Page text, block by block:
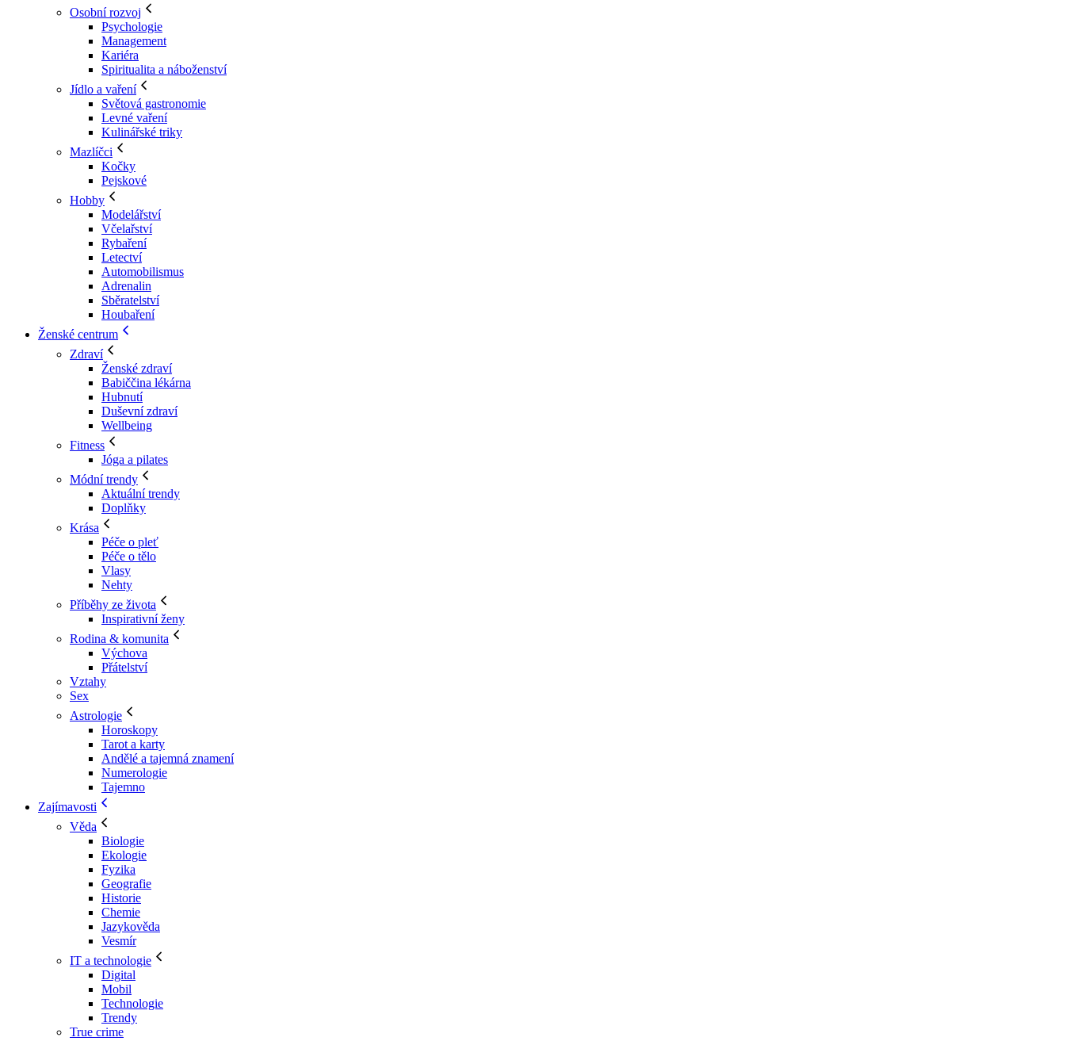
Osobní rozvoj
Psychologie
Management
Kariéra
Spiritualita a náboženství
Jídlo a vaření
Světová gastronomie
Levné vaření
Kulinářské triky
Mazlíčci
Kočky
Pejskové
Hobby
Modelářství
Včelařství
Rybaření
Letectví
Automobilismus
Adrenalin
Sběratelství
Houbaření
Ženské centrum
Zdraví
Ženské zdraví
Babiččina lékárna
Hubnutí
Duševní zdraví
Wellbeing
Fitness
Jóga a pilates
Módní trendy
Aktuální trendy
Doplňky
Krása
Péče o pleť
Péče o tělo
Vlasy
Nehty
Příběhy ze života
Inspirativní ženy
Rodina & komunita
Výchova
Přátelství
Vztahy
Sex
Astrologie
Horoskopy
Tarot a karty
Andělé a tajemná znamení
Numerologie
Tajemno
Zajímavosti
Věda
Biologie
Ekologie
Fyzika
Geografie
Historie
Chemie
Jazykověda
Vesmír
IT a technologie
Digital
Mobil
Technologie
Trendy
True crime